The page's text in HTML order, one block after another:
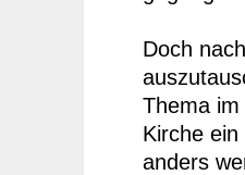
Doch
Thema
Kirche
anders